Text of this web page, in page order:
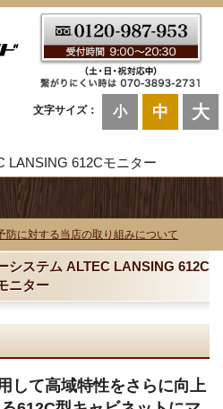
文字サイズ： 小 中 大
LANSING 612Cモニター
防に対する当店の取り組みについて
システム ALTEC LANSING 612C
ニター
して高域特性をさらに向上